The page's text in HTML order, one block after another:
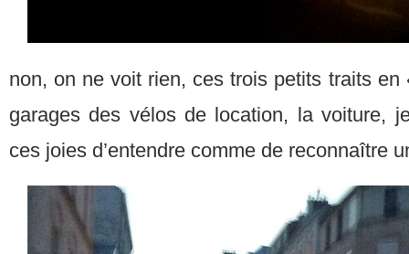
non, on ne voit rien, ces trois petits traits
garages des vélos de location, la voiture,
ces joies d’entendre comme de reconnaître